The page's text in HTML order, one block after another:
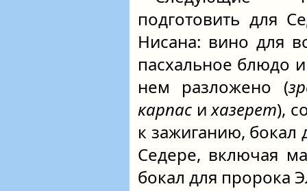
подготовить для
Нисана: вино для
пасхальное блюдо
нем разложено (
карпас ихазерет),
к зажиганию, бокал
Седере, включая
бокал для пророка